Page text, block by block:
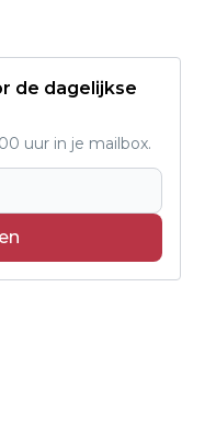
de dagelijkse
uur in je mailbox.